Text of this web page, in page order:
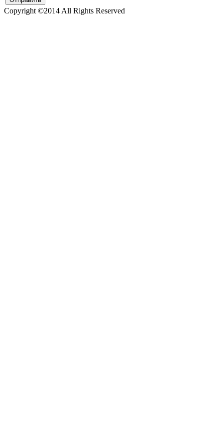
Copyright ©2014 All Rights Reserved